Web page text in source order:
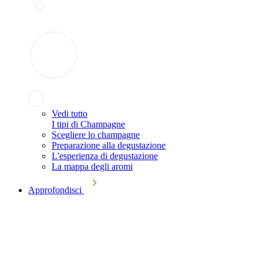
Vedi tutto
I tipi di Champagne
Scegliere lo champagne
Preparazione alla degustazione
L'esperienza di degustazione
La mappa degli aromi
Approfondisci